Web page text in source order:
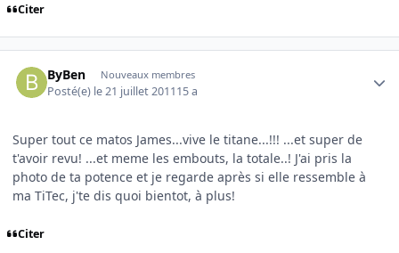
Citer
ByBen Nouveaux membres
Posté(e) le 21 juillet 201115 a
Super tout ce matos James...vive le titane...!!! ...et super de
t'avoir revu! ...et meme les embouts, la totale..! J'ai pris la
photo de ta potence et je regarde après si elle ressemble à
ma TiTec, j'te dis quoi bientot, à plus!
Citer